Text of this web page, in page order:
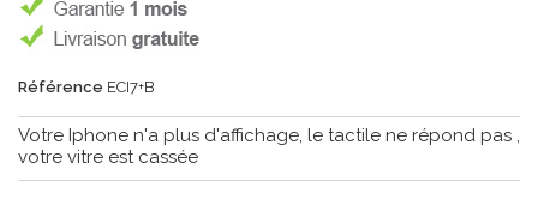
Référence ECI7+B
Votre Iphone n'a plus d'affichage, le tactile ne répond pas ,
votre vitre est cassée